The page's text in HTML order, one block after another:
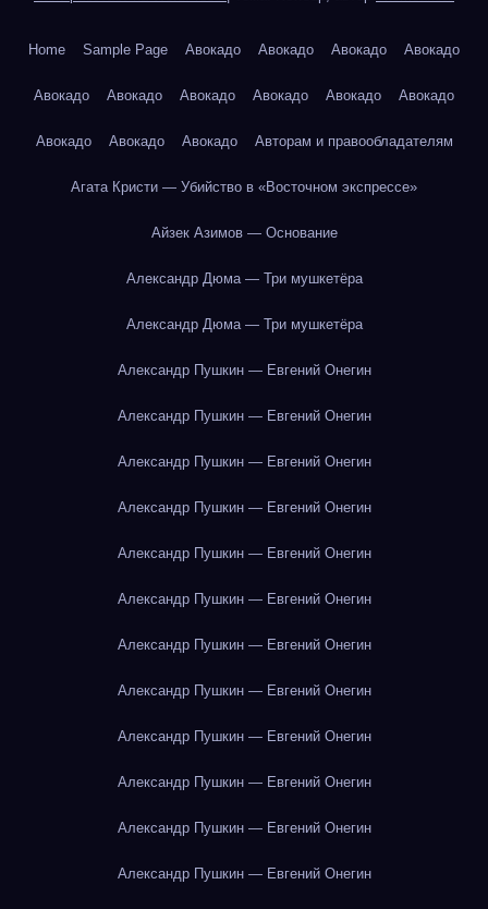
Home Sample Page Авокадо Авокадо Авокадо Авокадо
Авокадо Авокадо Авокадо Авокадо Авокадо Авокадо
Авокадо Авокадо Авокадо Авторам и правообладателям
Агата Кристи — Убийство в «Восточном экспрессе»
Айзек Азимов — Основание
Александр Дюма — Три мушкетёра
Александр Дюма — Три мушкетёра
Александр Пушкин — Евгений Онегин
Александр Пушкин — Евгений Онегин
Александр Пушкин — Евгений Онегин
Александр Пушкин — Евгений Онегин
Александр Пушкин — Евгений Онегин
Александр Пушкин — Евгений Онегин
Александр Пушкин — Евгений Онегин
Александр Пушкин — Евгений Онегин
Александр Пушкин — Евгений Онегин
Александр Пушкин — Евгений Онегин
Александр Пушкин — Евгений Онегин
Александр Пушкин — Евгений Онегин